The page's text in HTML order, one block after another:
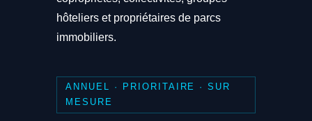
hôteliers et propriétaires de parcs
immobiliers.
ANNUEL · PRIORITAIRE · SUR
MESURE